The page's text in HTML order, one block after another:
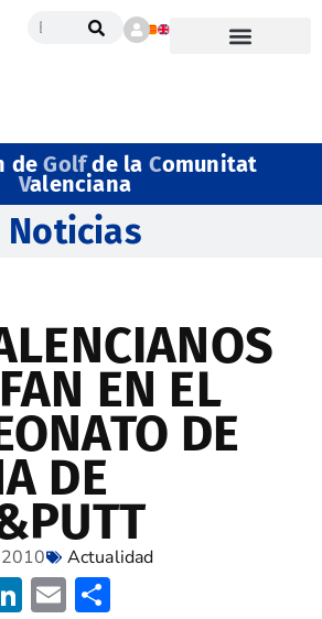
deGolfde la Comunitat
Valenciana
Noticias
EN EL
DE
DE
Actualidad
LinkedIn
Email